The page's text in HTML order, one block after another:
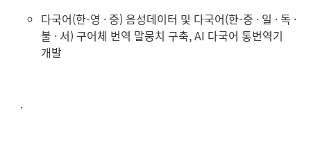
다국어(한-영 · 중) 음성데이터 및 다국어(한-중 · 일 · 독 ·
불 · 서) 구어체 번역 말뭉치 구축, AI 다국어 통번역기
개발
.